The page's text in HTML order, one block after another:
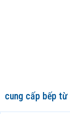
cung cấp bếp từ